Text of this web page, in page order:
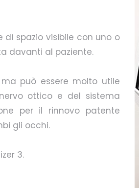
di spazio visibile con uno o
davanti al paziente.
può essere molto utile
ottico e del sistema
per il rinnovo patente
gli occhi.
3.